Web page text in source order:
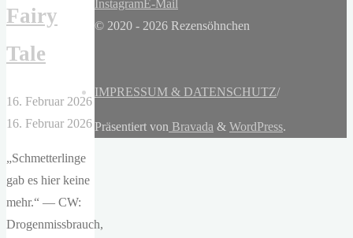
Fairy
Tale
16. Februar 2026
16. Februar 2026
„Schmetterlinge
gab es hier keine
mehr.“ — CW:
Drogenmissbrauch,
InstagramE-Mail
© 2020 - 2026 Rezensöhnchen
IMPRESSUM & DATENSCHUTZ/
Präsentiert von Bravada & WordPress.